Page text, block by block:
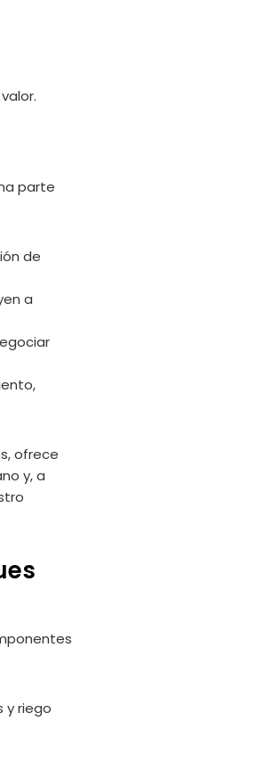
parte
de
a
ofrece
y, a
y riego